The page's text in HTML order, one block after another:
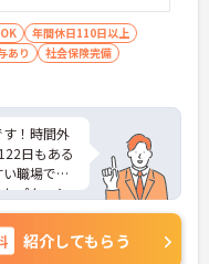
年間休日110日以上
あり
社会保険完備
！時間外
日もある
職場で
プターシ
とができ
お伝えし
紹介してもらう